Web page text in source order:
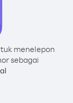
menelepon
sebagai